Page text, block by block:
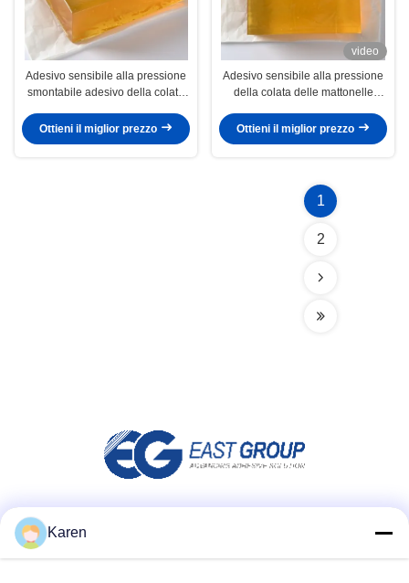
Adesivo sensibile alla pressione
smontabile adesivo della colata
Ottieni il miglior prezzo
video
Adesivo sensibile alla pressione
della colata delle mattonelle
della decorazione della parete
Ottieni il miglior prezzo
1
2
Karen